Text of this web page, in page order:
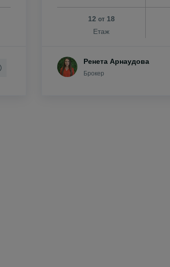
12 от18
Етаж
Ренета Арнаудова
Брокер